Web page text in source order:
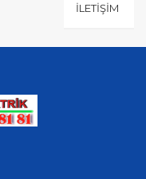
İLETIŞIM